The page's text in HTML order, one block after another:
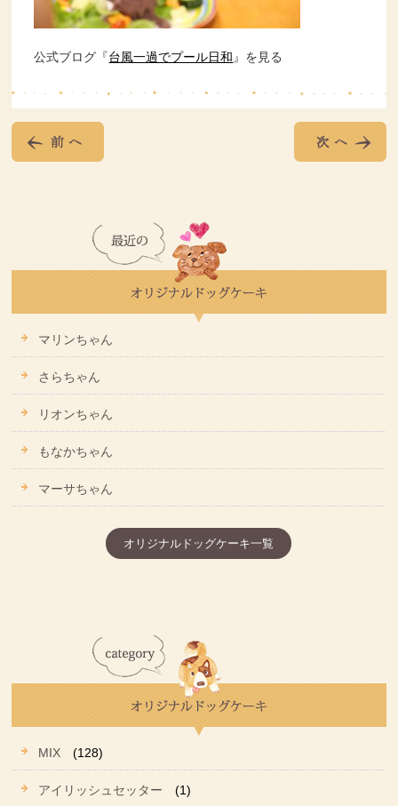
公式ブログ『台風一過でプール日和 』を見る
マリンちゃん
さらちゃん
リオンちゃん
もなかちゃん
マーサちゃん
オリジナルドッグケーキ一覧
MIX (128)
アイリッシュセッター (1)